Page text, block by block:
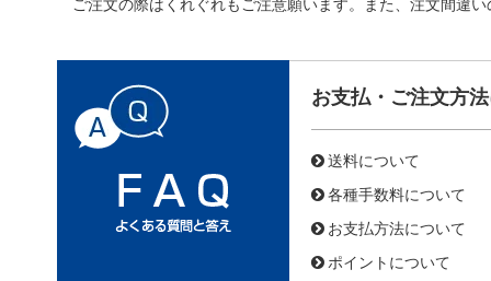
ご注文の際はくれぐれもご注意願います。また、注文間違
お支払・ご注文方
送料について
各種手数料について
お支払方法について
ポイントについて